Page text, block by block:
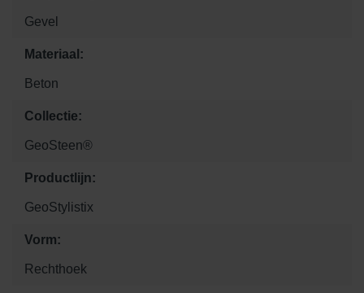
Gevel
Materiaal:
Beton
Collectie:
GeoSteen®
Productlijn:
GeoStylistix
Vorm:
Rechthoek